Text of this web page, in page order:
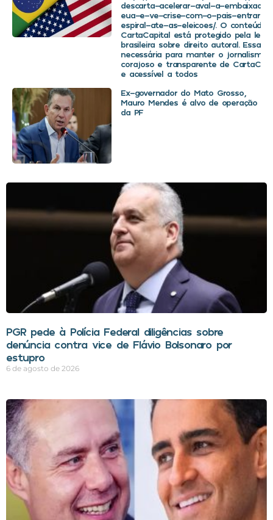
descarta-acelerar-aval-a-
eua-e-ve-crise-com-o-pais-entrar-
espiral-ate-as-eleicoes/. O conteúdo
CartaCapital está protegido pela
brasileira sobre direito autoral. Essa
necessária para manter o jornalismo
corajoso e transparente de
e acessível a todos
Ex-governador do Mato Grosso,
Mauro Mendes é alvo de operação
da PF
PGR pede à Polícia Federal diligências sobre
denúncia contra vice de Flávio Bolsonaro por
estupro
6 de agosto de 2026